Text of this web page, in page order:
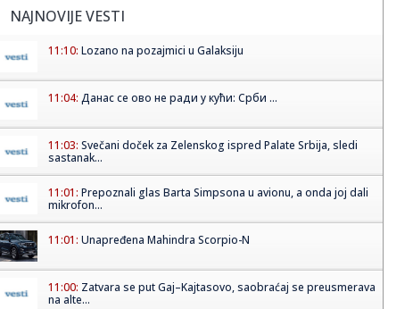
NAJNOVIJE VESTI
11:10: Lozano na pozajmici u Galaksiju
11:04: Данас се ово не ради у кући: Срби ...
11:03: Svečani doček za Zelenskog ispred Palate Srbija, sledi
sastanak...
11:01: Prepoznali glas Barta Simpsona u avionu, a onda joj dali
mikrofon...
11:01: Unapređena Mahindra Scorpio-N
11:00: Zatvara se put Gaj–Kajtasovo, saobraćaj se preusmerava
na alte...